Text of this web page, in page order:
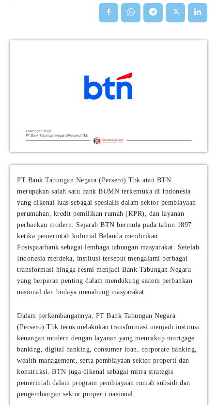
PT Bank Tabungan Negara (Persero) Tbk atau BTN
merupakan salah satu bank BUMN terkemuka di Indonesia
yang dikenal luas sebagai spesialis dalam sektor pembiayaan
perumahan, kredit pemilikan rumah (KPR), dan layanan
perbankan modern. Sejarah BTN bermula pada tahun 1897
ketika pemerintah kolonial Belanda mendirikan
Postspaarbank sebagai lembaga tabungan masyarakat. Setelah
Indonesia merdeka, institusi tersebut mengalami berbagai
transformasi hingga resmi menjadi Bank Tabungan Negara
yang berperan penting dalam mendukung sistem perbankan
nasional dan budaya menabung masyarakat.
Dalam perkembangannya, PT Bank Tabungan Negara
(Persero) Tbk terus melakukan transformasi menjadi institusi
keuangan modern dengan layanan yang mencakup mortgage
banking, digital banking, consumer loan, corporate banking,
wealth management, serta pembiayaan sektor properti dan
konstruksi. BTN juga dikenal sebagai mitra strategis
pemerintah dalam program pembiayaan rumah subsidi dan
pengembangan sektor properti nasional.